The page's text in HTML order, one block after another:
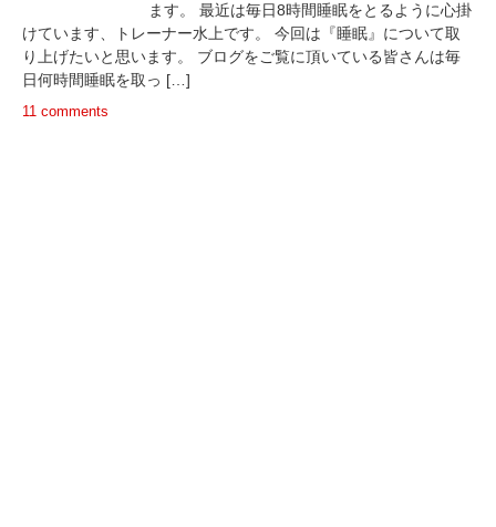
ます。 最近は毎日8時間睡眠をとるように心掛
けています、トレーナー水上です。 今回は『睡眠』について取
り上げたいと思います。 ブログをご覧に頂いている皆さんは毎
日何時間睡眠を取っ […]
11 comments